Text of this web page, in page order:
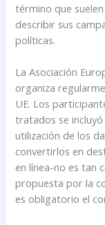
término que
describir sus
políticas.
La Asociación
organiza
UE. Los
tratados se
utilización de los
convertirlos en
en línea-no es tan
propuesta por la
es obligatorio el